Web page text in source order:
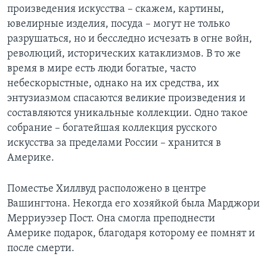
НЬЮ-ЙОРК NEW YORK
АМЕРИКА. БОЛЬШОЕ ПУТЕШЕСТВИЕ
ТЕСТЫ
ВИДЕО
ПОДПИСКА НА НОВОСТИ
Learning English
СОЦИАЛЬНЫЕ СЕТИ
Языки
произведения искусства – скажем, картины,
ювелирные изделия, посуда – могут не только
разрушаться, но и бесследно исчезать в огне войн,
революций, исторических катаклизмов. В то же
время в мире есть люди богатые, часто
небескорыстные, однако на их средства, их
энтузиазмом спасаются великие произведения и
составляются уникальные коллекции. Одно такое
собрание – богатейшая коллекция русского
искусства за пределами России – хранится в
Америке.
Поместье Хиллвуд расположено в центре
Вашингтона. Некогда его хозяйкой была Марджори
Мерриуэзер Пост. Она смогла преподнести
Америке подарок, благодаря которому ее помнят и
после смерти.